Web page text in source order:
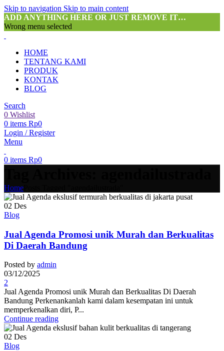
Skip to navigation Skip to main content
ADD ANYTHING HERE OR JUST REMOVE IT…
Wrong menu selected
HOME
TENTANG KAMI
PRODUK
KONTAK
BLOG
Search
0 Wishlist
0 items Rp0
Login / Register
Menu
0 items Rp0
Home
02 Des
Blog
Jual Agenda Promosi unik Murah dan Berkualitas
Di Daerah Bandung
Posted by admin
03/12/2025
2
Jual Agenda Promosi unik Murah dan Berkualitas Di Daerah
Bandung Perkenankanlah kami dalam kesempatan ini untuk
memperkenalkan diri, P...
Continue reading
02 Des
Blog